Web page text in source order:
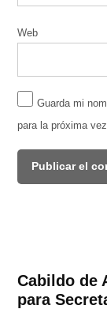
Web
Guarda mi
para la próxima
Cabildo de
para